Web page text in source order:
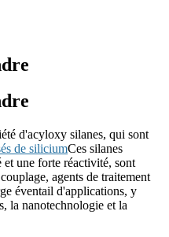
d'acyloxy silanes, qui sont
de siliciumCes silanes
une forte réactivité, sont
agents de traitement
éventail d'applications, y
la nanotechnologie et la